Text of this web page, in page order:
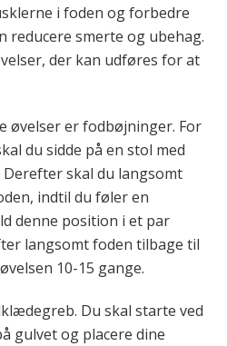
i foden og forbedre
reducere smerte og ubehag.
der kan udføres for at
øvelser er fodbøjninger. For
du sidde på en stol med
skal du langsomt
indtil du føler en
denne position i et par
langsomt foden tilbage til
10-15 gange.
Du skal starte ved
gulvet og placere dine